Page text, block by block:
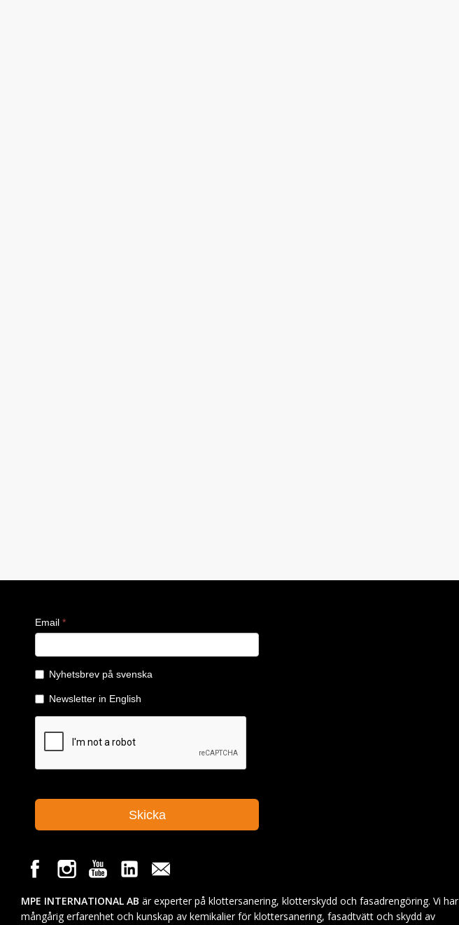
MPE INTERNATIONAL AB är experter på klottersanering, klotterskydd och fasadrengöring. Vi har
mångårig erfarenhet och kunskap av kemikalier för klottersanering, fasadtvätt och skydd av